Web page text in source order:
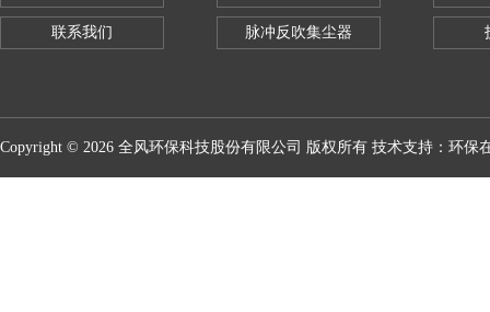
联系我们 脉冲反吹集尘器
Copyright © 2026 全风环保科技股份有限公司 版权所有 技术支持： 环保